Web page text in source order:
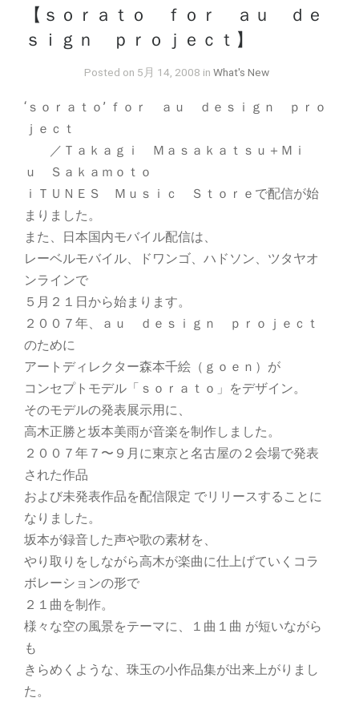
【ｓｏｒａｔｏ ｆｏｒ ａｕ ｄｅ
ｓｉｇｎ ｐｒｏｊｅｃｔ】
Posted on 5月 14, 2008 in What's New
‘ｓｏｒａｔｏ’ ｆｏｒ ａｕ ｄｅｓｉｇｎ ｐｒｏ
ｊｅｃｔ
／Ｔａｋａｇｉ Ｍａｓａｋａｔｓｕ＋Ｍｉ
ｕ Ｓａｋａｍｏｔｏ
ｉＴＵＮＥＳ Ｍｕｓｉｃ Ｓｔｏｒｅで配信が始
まりました。
また、日本国内モバイル配信は、
レーベルモバイル、ドワンゴ、ハドソン、ツタヤオ
ンラインで
５月２１日から始まります。
２００７年、ａｕ ｄｅｓｉｇｎ ｐｒｏｊｅｃｔ
のために
アートディレクター森本千絵（ｇｏｅｎ）が
コンセプトモデル「ｓｏｒａｔｏ」をデザイン。
そのモデルの発表展示用に、
高木正勝と坂本美雨が音楽を制作しました。
２００７年７〜９月に東京と名古屋の２会場で発表
された作品
および未発表作品を配信限定 でリリースすることに
なりました。
坂本が録音した声や歌の素材を、
やり取りをしながら高木が楽曲に仕上げていくコラ
ボレーションの形で
２１曲を制作。
様々な空の風景をテーマに、１曲１曲 が短いながら
も
きらめくような、珠玉の小作品集が出来上がりまし
た。